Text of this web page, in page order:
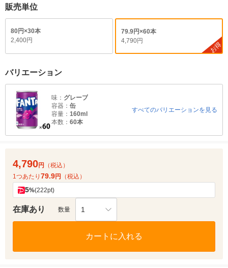
販売単位
80円×30本
2,400円
79.9円×60本
4,790円
お得
バリエーション
味： グレープ
容器： 缶
容量： 160ml
本数： 60本
すべてのバリエーションを見る
4,790円
（税込）
1つあたり 79.9円 （税込）
5%(222pt)
在庫あり 数量 1
カートに入れる